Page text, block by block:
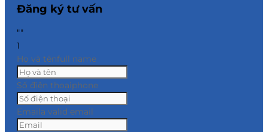
Đăng ký tư vấn
""
1
Họ và tênfull name
Số điện thoạiphone
Emaila valid email